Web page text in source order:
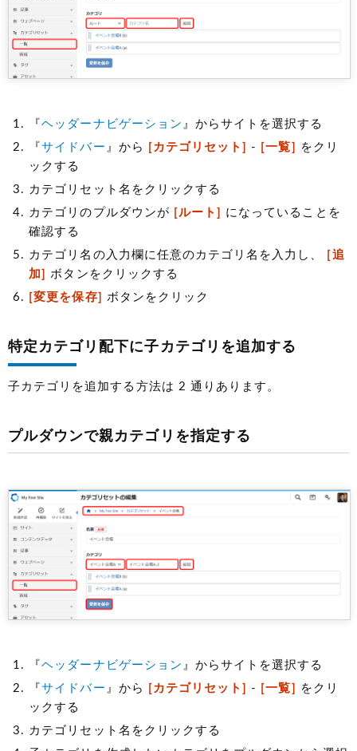
『ヘッダーナビゲーション 』からサイトを選択する
『サイドバー 』から [カテゴリセット] - [一覧]
をクリ
ックする
カテゴリセット名をクリックする
カテゴリのプルダウンが [ルート]
になっていることを
確認する
カテゴリ名の入力欄に任意のカテゴリ名を入力し、
[追
加] ボタンをクリックする
[変更を保存] ボタンをクリック
特定カテゴリ配下に子カテゴリを追加する
子カテゴリを追加する方法は 2 通りあります。
プルダウンで親カテゴリを指定する
『ヘッダーナビゲーション 』からサイトを選択する
『サイドバー 』から [カテゴリセット] - [一覧]
をクリ
ックする
カテゴリセット名をクリックする